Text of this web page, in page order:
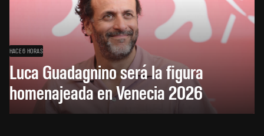
HACE 6 HORAS
Luca Guadagnino será la figura
homenajeada en Venecia 2026